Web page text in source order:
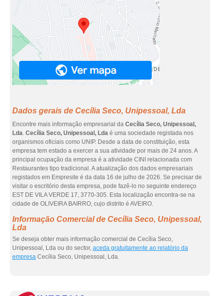
Dados gerais de Cecília Seco, Unipessoal, Lda
Encontre mais informação empresarial da Cecília Seco, Unipessoal,
Lda. Cecília Seco, Unipessoal, Lda é uma sociedade registada nos
organismos oficiais como UNIP. Desde a data de constituição, esta
empresa tem estado a exercer a sua atividade por mais de 24 anos. A
principal ocupação da empresa é a atividade CINI relacionada com
Restaurantes tipo tradicional. A atualização dos dados empresariais
registados em Empresite é da data 16 de julho de 2026. Se precisar de
visitar o escritório desta empresa, pode fazê-lo no seguinte endereço
EST DE VILA VERDE 17, 3770-305. Esta localização encontra-se na
cidade de OLIVEIRA BAIRRO, cujo distrito é AVEIRO.
Informação Comercial de Cecília Seco, Unipessoal,
Lda
Se deseja obter mais informação comercial de Cecília Seco,
Unipessoal, Lda ou do sector, aceda gratuitamente ao relatório da
empresa Cecília Seco, Unipessoal, Lda.